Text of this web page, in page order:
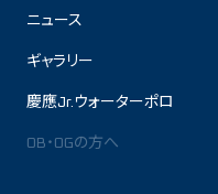
ニュース
ギャラリー
慶應Jr.ウォーターポロ
OB・OGの方へ